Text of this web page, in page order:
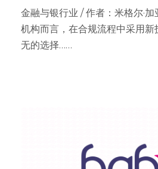
金融与银行业 / 作者：米格尔·加
机构而言，在合规流程中采用
无的选择……